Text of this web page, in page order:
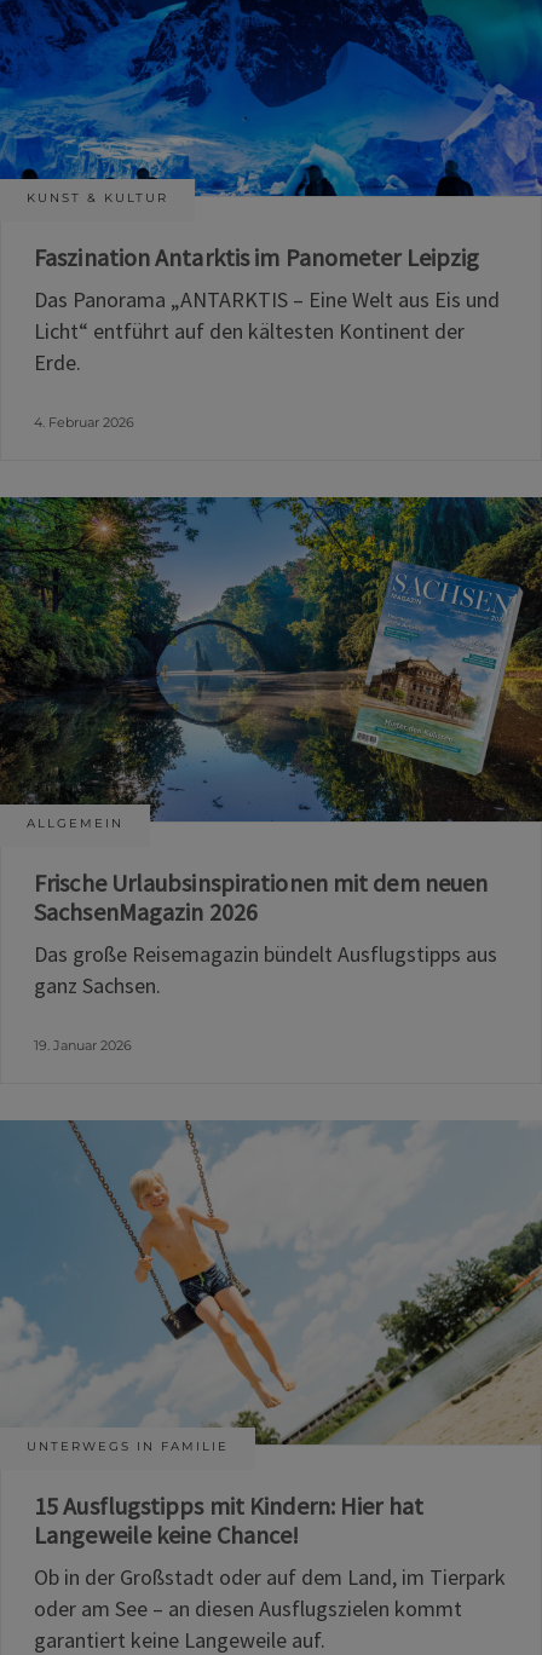
KUNST & KULTUR
Faszination Antarktis im Panometer Leipzig
Das Panorama „ANTARKTIS – Eine Welt aus Eis und
Licht“ entführt auf den kältesten Kontinent der
Erde.
4. Februar 2026
ALLGEMEIN
Frische Urlaubsinspirationen mit dem neuen
SachsenMagazin 2026
Das große Reisemagazin bündelt Ausflugstipps aus
ganz Sachsen.
19. Januar 2026
UNTERWEGS IN FAMILIE
15 Ausflugstipps mit Kindern: Hier hat
Langeweile keine Chance!
Ob in der Großstadt oder auf dem Land, im Tierpark
oder am See – an diesen Ausflugszielen kommt
garantiert keine Langeweile auf.